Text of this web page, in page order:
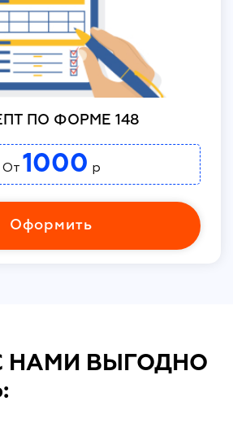
ПО ФОРМЕ 148
От 1000 р
Оформить
НАМИ ВЫГОДНО